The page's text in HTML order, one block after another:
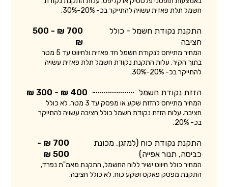
חשמל תלת פאזית עשויה להתייקר בכ- 20%-30%.
התקנת נקודת חשמל - כולל
חציבה
700 ₪ - 500
₪
המחיר מתייחס לנקודת חשמל חד פאזית ולחיווט עד 5 מטר
בתוך הקיר. עלות התקנת נקודת חשמל תלת פאזית עשויה
להתייקר בכ- 20%-30%.
הזזת נקודת חשמל 400 ₪ - 300 ₪
המחיר מתייחס להזזת שקע או מפסק עד 3 מטר, לא כולל
חציבה. עלות הזזת נקודת חשמל כולל חציבה עשויה להתייקר
בכ- 20%.
התקנת נקודת כוח (למזגן, מכונת
כביסה, תנור אפייה)
700 ₪ -
500 ₪
המחיר כולל חיווט ישיר ללוח החשמל, התקנת מאמ"ת נפרד,
התקנת מפסק פאקט ושקע כוח, לא כולל חציבה.